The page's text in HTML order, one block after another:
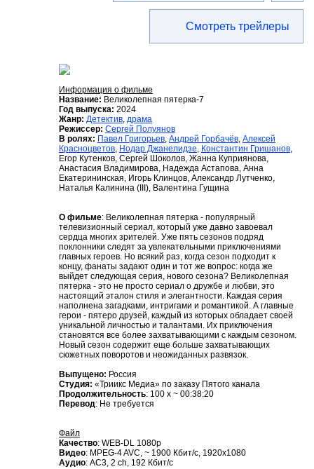
Смотреть трейлеры
Информация о фильме
Название: Великолепная пятерка-7
Год выпуска: 2024
Жанр: Детектив, драма
Режиссер: Сергей Полуянов
В ролях: Павел Григорьев, Андрей Горбачёв, Алексей
Красноцветов, Нодар Джанелидзе, Константин Гришанов,
Егор Кутенков, Сергей Шоколов, Жанна Куприянова,
Анастасия Владимирова, Надежда Астапова, Анна
Екатерининская, Игорь Клинцов, Александр Лутченко,
Наталья Калинина (III), Валентина Гущина
О фильме: Великолепная пятерка - популярный
телевизионный сериал, который уже давно завоевал
сердца многих зрителей. Уже пять сезонов подряд
поклонники следят за увлекательными приключениями
главных героев. Но всякий раз, когда сезон подходит к
концу, фанаты задают один и тот же вопрос: когда же
выйдет следующая серия, нового сезона? Великолепная
пятерка - это не просто сериал о дружбе и любви, это
настоящий эталон стиля и элегантности. Каждая серия
наполнена загадками, интригами и романтикой. А главные
герои - пятеро друзей, каждый из которых обладает своей
уникальной личностью и талантами. Их приключения
становятся все более захватывающими с каждым сезоном.
Новый сезон содержит еще больше захватывающих
сюжетных поворотов и неожиданных развязок.
Выпущено: Россия
Студия: «Триикс Медиа» по заказу Пятого канала
Продолжительность: 100 х ~ 00:38:20
Перевод: Не требуется
Файл
Качество: WEB-DL 1080p
Видео: MPEG-4 AVC, ~ 1900 Кбит/с, 1920x1080
Аудио: AC3, 2 ch, 192 Кбит/с